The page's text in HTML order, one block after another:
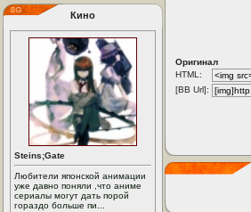
Кино
Steins;Gate
Любители японской анимации
уже давно поняли ,что аниме
сериалы могут дать порой
гораздо больше пи...
Оригинал
HTML:
[BB Url]: